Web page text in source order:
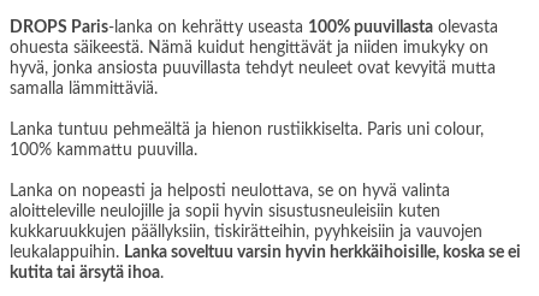
DROPS Paris-lanka on kehrätty useasta 100% puuvillasta olevasta
ohuesta säikeestä. Nämä kuidut hengittävät ja niiden imukyky on
hyvä, jonka ansiosta puuvillasta tehdyt neuleet ovat kevyitä mutta
samalla lämmittäviä.
Lanka tuntuu pehmeältä ja hienon rustiikkiselta. Paris uni colour,
100% kammattu puuvilla.
Lanka on nopeasti ja helposti neulottava, se on hyvä valinta
aloitteleville neulojille ja sopii hyvin sisustusneuleisiin kuten
kukkaruukkujen päällyksiin, tiskirätteihin, pyyhkeisiin ja vauvojen
leukalappuihin. Lanka soveltuu varsin hyvin herkkäihoisille, koska se ei
kutita tai ärsytä ihoa.